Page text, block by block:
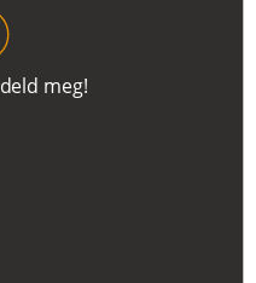
deld meg!